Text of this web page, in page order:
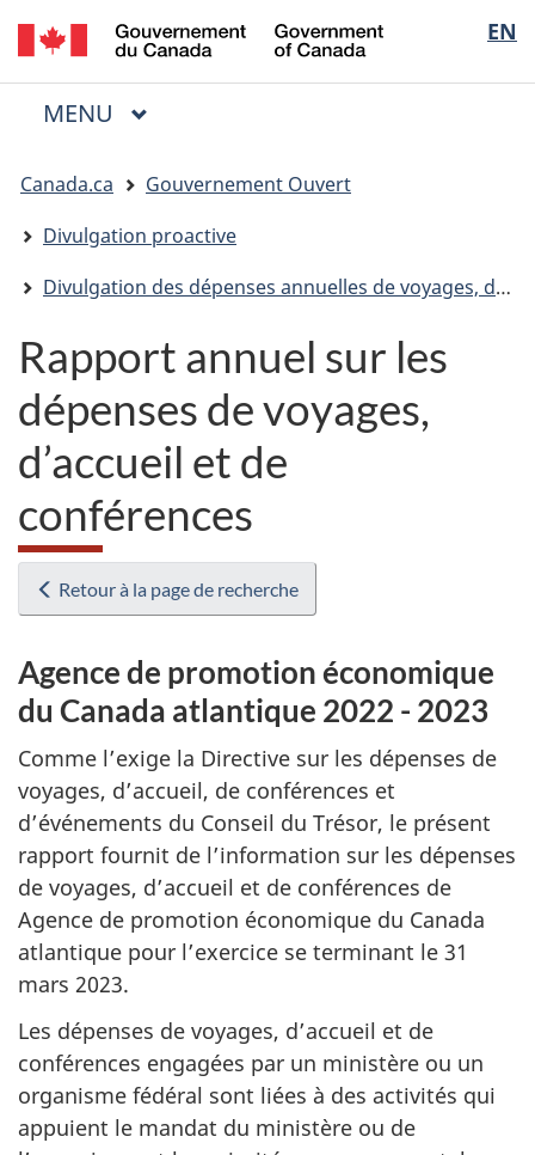
Passer
au
contenu
Passer
à
« Au
Passer
à
la
EN
of
Menu
MENU PRINCIPAL
êtes
ici
Canada.ca
Gouvernement Ouvert
Divulgation proactive
Divulgation des dépenses annuelles de voyages, d'accueil et de conférences
Rapport annuel sur les
dépenses de voyages,
d’accueil et de
conférences
Retour à la page de recherche
Agence de promotion économique
du Canada atlantique 2022 - 2023
Comme l’exige la Directive sur les dépenses de
voyages, d’accueil, de conférences et
d’événements du Conseil du Trésor, le présent
rapport fournit de l’information sur les dépenses
de voyages, d’accueil et de conférences de
Agence de promotion économique du Canada
atlantique pour l’exercice se terminant le 31
mars 2023.
Les dépenses de voyages, d’accueil et de
conférences engagées par un ministère ou un
organisme fédéral sont liées à des activités qui
appuient le mandat du ministère ou de